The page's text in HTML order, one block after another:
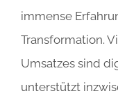
immense
Transformation.
Umsatzes sind
unterstützt